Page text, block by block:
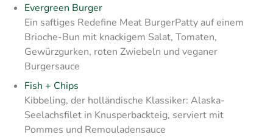
Evergreen Burger
Ein saftiges Redefine Meat BurgerPatty auf einem
Brioche-Bun mit knackigem Salat, Tomaten,
Gewürzgurken, roten Zwiebeln und veganer
Burgersauce
Fish + Chips
Kibbeling, der holländische Klassiker: Alaska-
Seelachsfilet in Knusperbackteig, serviert mit
Pommes und Remouladensauce